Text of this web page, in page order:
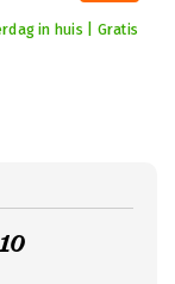
in huis | Gratis